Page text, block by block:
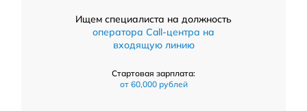
Ищем специалиста на должность
оператора Call-центра на
входящую линию
Стартовая зарплата:
от 60,000 рублей